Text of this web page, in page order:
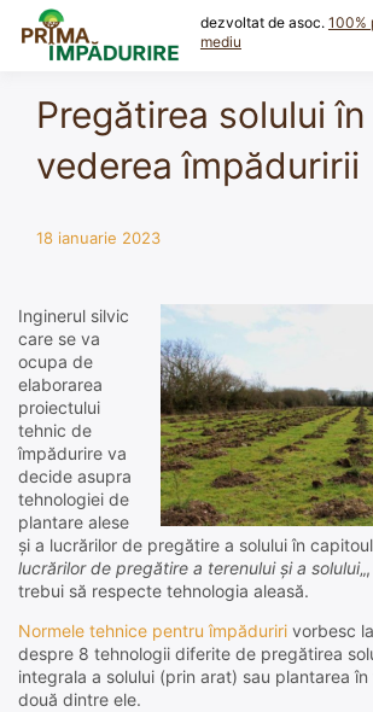
content
dezvoltat de asoc. 100%
mediu
Pregătirea solului în
vederea împăduririi
18 ianuarie 2023
Inginerul silvic
care se va
ocupa de
elaborarea
proiectului
tehnic de
împădurire va
decide asupra
tehnologiei de
plantare alese
și a lucrărilor de pregătire a solului în capitoul
lucrărilor de pregătire a terenului şi a solului
trebui să respecte tehnologia aleasă.
Normele tehnice pentru împăduriri vorbesc
despre 8 tehnologii diferite de pregătirea
integrala a solului (prin arat) sau plantarea
două dintre ele.